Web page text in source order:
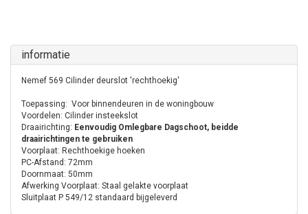
informatie
Nemef 569 Cilinder deurslot 'rechthoekig'
Toepassing: Voor binnendeuren in de woningbouw
Voordelen: Cilinder insteekslot
Draairichting: Eenvoudig Omlegbare Dagschoot, beidde
draairichtingen te gebruiken
Voorplaat: Rechthoekige hoeken
PC-Afstand: 72mm
Doornmaat: 50mm
Afwerking Voorplaat: Staal gelakte voorplaat
Sluitplaat P 549/12 standaard bijgeleverd